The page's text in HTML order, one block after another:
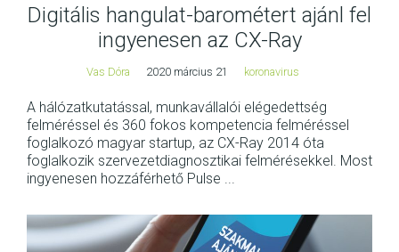
Digitális hangulat-barométert ajánl fel
ingyenesen az CX-Ray
Vas Dóra 2020 március 21 koronavirus
A hálózatkutatással, munkavállalói elégedettség
felméréssel és 360 fokos kompetencia felméréssel
foglalkozó magyar startup, az CX-Ray 2014 óta
foglalkozik szervezetdiagnosztikai felmérésekkel. Most
ingyenesen hozzáférhető Pulse ...